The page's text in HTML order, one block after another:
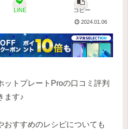
LINE コピー
2024.01.06
ットプレートProの口コミ評判
ます♪
おすすめのレシピについても